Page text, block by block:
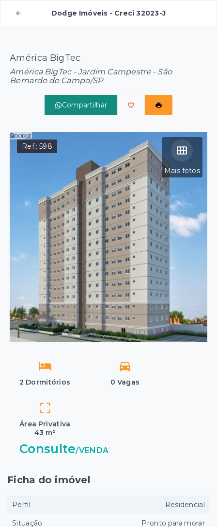
Dodge Imóveis - Creci 32023-J
América BigTec
América BigTec -Jardim Campestre - São
Bernardo do Campo/SP
Compartilhar
Mais fotos
Ref.:598
2 Dormitórios 0 Vagas
Área Privativa
43 m²
Consulte/VENDA
Ficha do imóvel
Perfil Residencial
Situação Pronto para morar